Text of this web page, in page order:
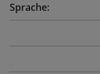
Sprache: